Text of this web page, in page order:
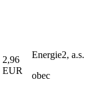
2,96
EUR
Energie2, a.s.
obec